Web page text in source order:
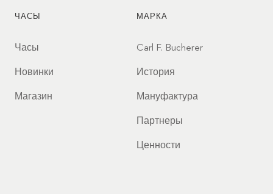
ЧАСЫ
Часы
Новинки
Магазин
МАРКА
Carl F. Bucherer
История
Мануфактура
Партнеры
Ценности